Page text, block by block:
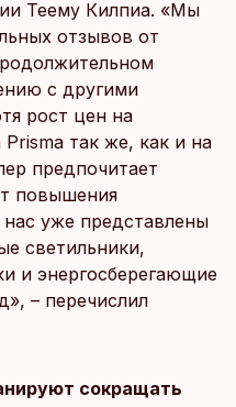
Теему Килпиа. «Мы
отзывов от
с другими
рост цен на
так же, как и на
предпочитает
повышения
нас уже представлены
светильники,
и энергосберегающие
– перечислил
сокращать